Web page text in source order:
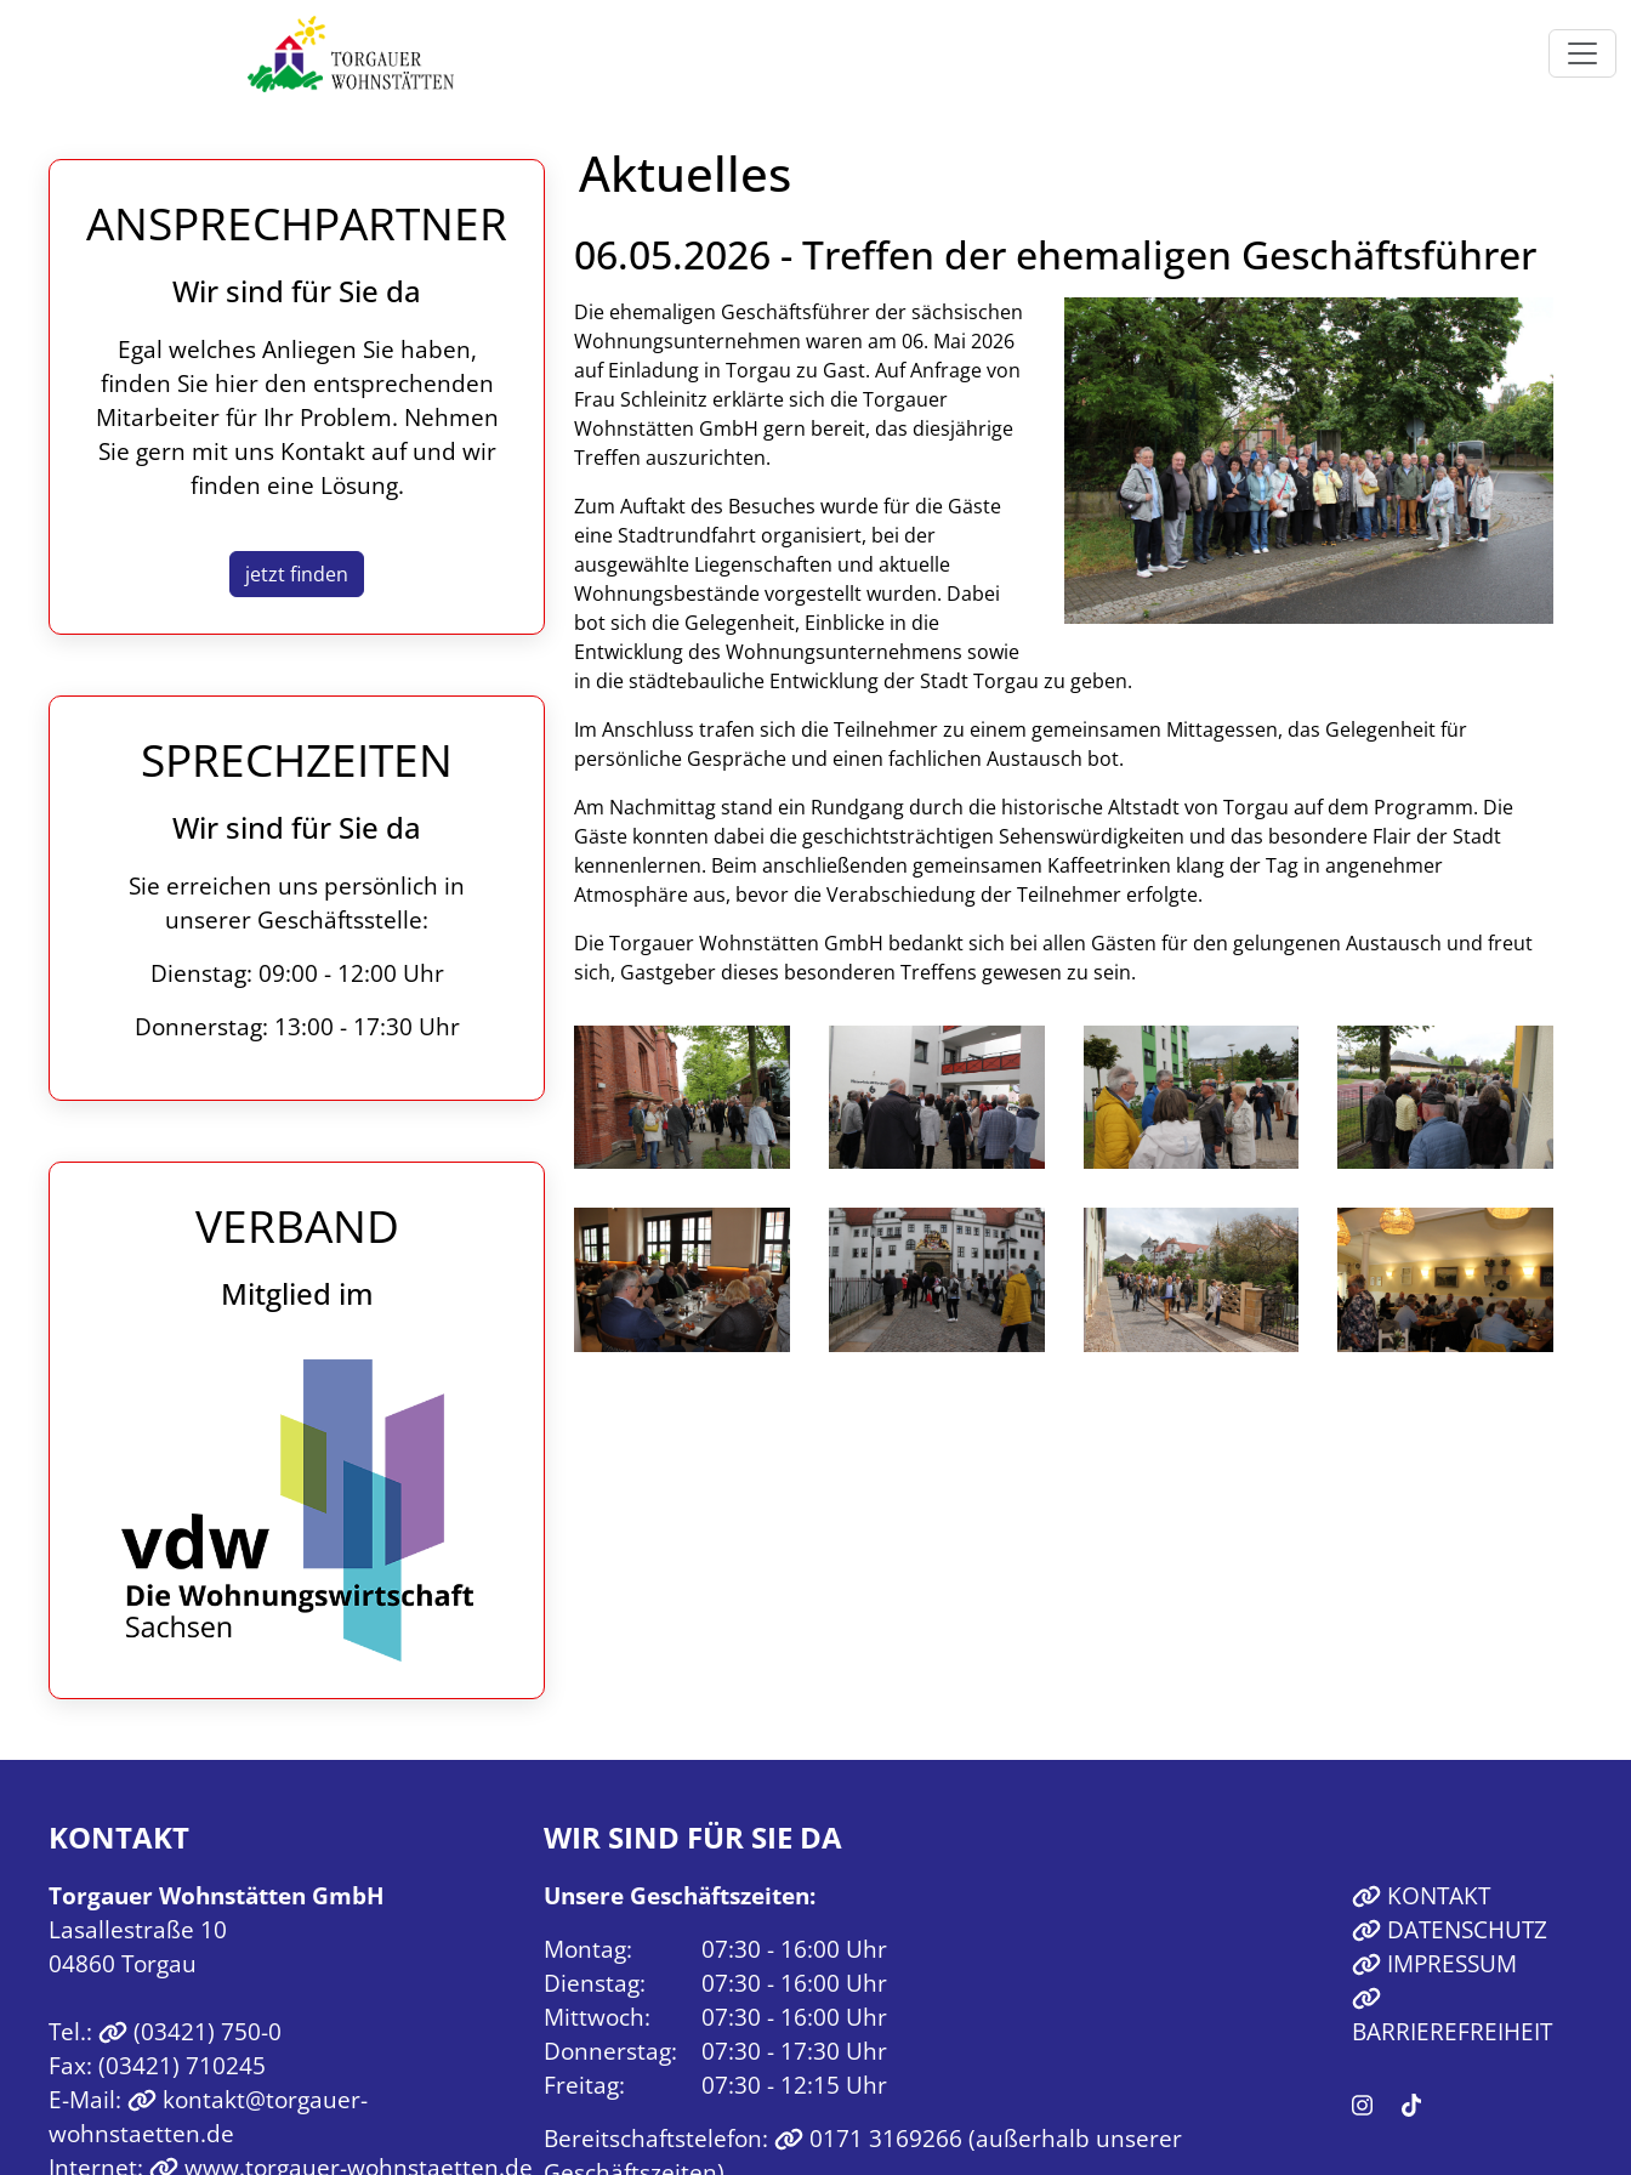
Aktuelles
06.05.2026 - Treffen der ehemaligen Geschäftsführer
Die ehemaligen Geschäftsführer der sächsischen
Wohnungsunternehmen waren am 06. Mai 2026
auf Einladung in Torgau zu Gast. Auf Anfrage von
Frau Schleinitz erklärte sich dieTorgauer
Wohnstätten GmbH gern bereit, das diesjährige
Treffen auszurichten.
Zum Auftakt des Besuches wurde für die Gäste
eine Stadtrundfahrt organisiert, bei der
ausgewählte Liegenschaften und aktuelle
Wohnungsbestände vorgestellt wurden. Dabei
bot sich die Gelegenheit, Einblicke in die
Entwicklung des Wohnungsunternehmens sowie
in die städtebauliche Entwicklung der Stadt Torgau zu geben.
Im Anschluss trafen sich die Teilnehmer zu einem gemeinsamen Mittagessen, das Gelegenheit für
persönliche Gespräche und einen fachlichen Austausch bot.
Am Nachmittag stand ein Rundgang durch die historische Altstadt von Torgau auf dem Programm. Die
Gäste konnten dabei die geschichtsträchtigen Sehenswürdigkeiten und das besondere Flair der Stadt
kennenlernen. Beim anschließenden gemeinsamen Kaffeetrinken klang der Tag in angenehmer
Atmosphäre aus, bevor die Verabschiedung der Teilnehmer erfolgte.
DieTorgauer Wohnstätten GmbH bedankt sich bei allen Gästen für den gelungenen Austausch und freut
sich, Gastgeber dieses besonderen Treffens gewesen zu sein.
ANSPRECHPARTNER
Wir sind für Sie da
Egal welches Anliegen Sie haben,
finden Sie hier den entsprechenden
Mitarbeiter für Ihr Problem. Nehmen
Sie gern mit uns Kontakt auf und wir
finden eine Lösung.
jetzt finden
SPRECHZEITEN
Wir sind für Sie da
Sie erreichen uns persönlich in
unserer Geschäftsstelle:
Dienstag: 09:00 - 12:00 Uhr
Donnerstag: 13:00 - 17:30 Uhr
VERBAND
Mitglied im
KONTAKT
Torgauer Wohnstätten GmbH
Lasallestraße 10
04860 Torgau
Tel.:
(03421) 750-0
Fax: (03421) 710245
E-Mail:
kontakt@torgauer-
wohnstaetten.de
Internet:
www.torgauer-wohnstaetten.de
WIR SIND FÜR SIE DA
Unsere Geschäftszeiten:
Montag:
07:30 - 16:00 Uhr
Dienstag:
07:30 - 16:00 Uhr
Mittwoch:
07:30 - 16:00 Uhr
Donnerstag:
07:30 - 17:30 Uhr
Freitag:
07:30 - 12:15 Uhr
Bereitschaftstelefon:
0171 3169266 (außerhalb unserer
KONTAKT
DATENSCHUTZ
IMPRESSUM
BARRIEREFREIHEIT